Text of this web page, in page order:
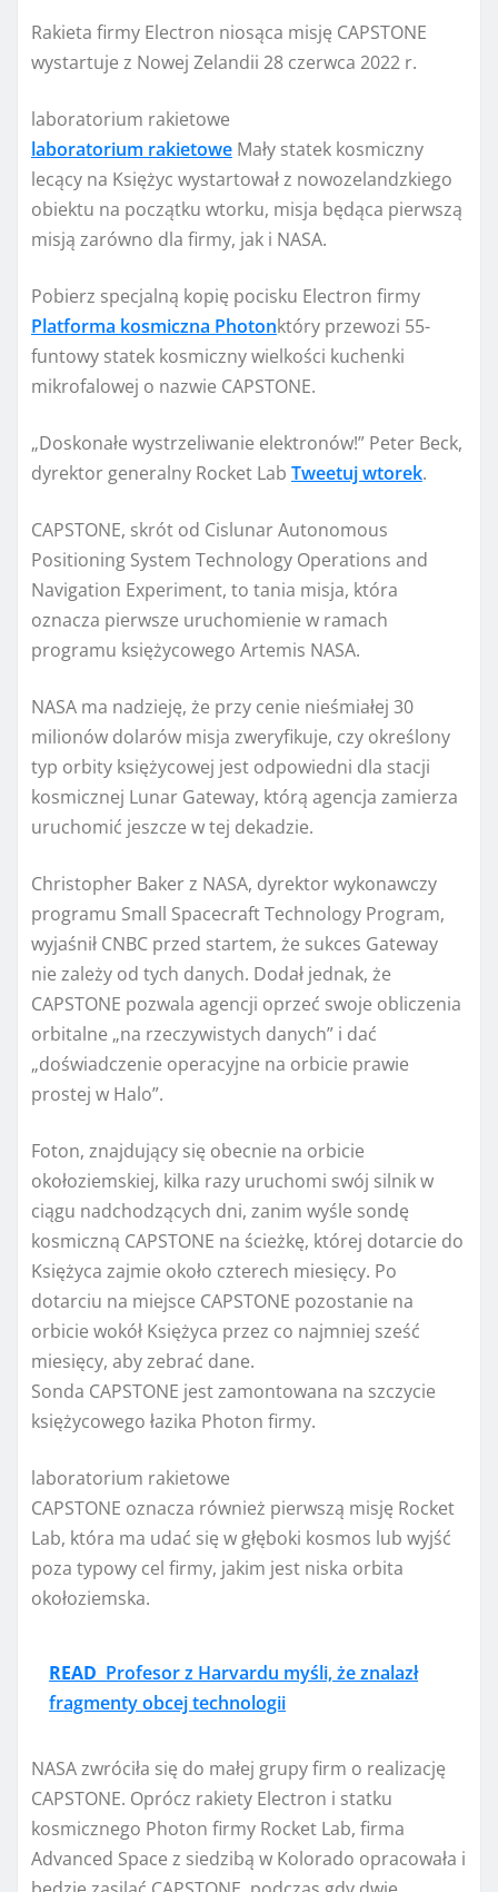
Rakieta firmy Electron niosąca misję CAPSTONE
wystartuje z Nowej Zelandii 28 czerwca 2022 r.
laboratorium rakietowe
laboratorium rakietowe Mały statek kosmiczny
lecący na Księżyc wystartował z nowozelandzkiego
obiektu na początku wtorku, misja będąca pierwszą
misją zarówno dla firmy, jak i NASA.
Pobierz specjalną kopię pocisku Electron firmy
Platforma kosmiczna Photonktóry przewozi 55-
funtowy statek kosmiczny wielkości kuchenki
mikrofalowej o nazwie CAPSTONE.
„Doskonałe wystrzeliwanie elektronów!” Peter Beck,
dyrektor generalny Rocket Lab Tweetuj wtorek.
CAPSTONE, skrót od Cislunar Autonomous
Positioning System Technology Operations and
Navigation Experiment, to tania misja, która
oznacza pierwsze uruchomienie w ramach
programu księżycowego Artemis NASA.
NASA ma nadzieję, że przy cenie nieśmiałej 30
milionów dolarów misja zweryfikuje, czy określony
typ orbity księżycowej jest odpowiedni dla stacji
kosmicznej Lunar Gateway, którą agencja zamierza
uruchomić jeszcze w tej dekadzie.
Christopher Baker z NASA, dyrektor wykonawczy
programu Small Spacecraft Technology Program,
wyjaśnił CNBC przed startem, że sukces Gateway
nie zależy od tych danych. Dodał jednak, że
CAPSTONE pozwala agencji oprzeć swoje obliczenia
orbitalne „na rzeczywistych danych” i dać
„doświadczenie operacyjne na orbicie prawie
prostej w Halo”.
Foton, znajdujący się obecnie na orbicie
okołoziemskiej, kilka razy uruchomi swój silnik w
ciągu nadchodzących dni, zanim wyśle ​​sondę
kosmiczną CAPSTONE na ścieżkę, której dotarcie do
Księżyca zajmie około czterech miesięcy. Po
dotarciu na miejsce CAPSTONE pozostanie na
orbicie wokół Księżyca przez co najmniej sześć
miesięcy, aby zebrać dane.
Sonda CAPSTONE jest zamontowana na szczycie
księżycowego łazika Photon firmy.
laboratorium rakietowe
CAPSTONE oznacza również pierwszą misję Rocket
Lab, która ma udać się w głęboki kosmos lub wyjść
poza typowy cel firmy, jakim jest niska orbita
okołoziemska.
READ Profesor z Harvardu myśli, że znalazł
fragmenty obcej technologii
NASA zwróciła się do małej grupy firm o realizację
CAPSTONE. Oprócz rakiety Electron i statku
kosmicznego Photon firmy Rocket Lab, firma
Advanced Space z siedzibą w Kolorado opracowała i